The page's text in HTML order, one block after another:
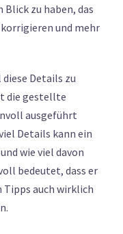
zu haben, das
und mehr
Details zu
die gestellte
ausgeführt
Details kann ein
wie viel davon
bedeutet, dass er
Tipps auch wirklich